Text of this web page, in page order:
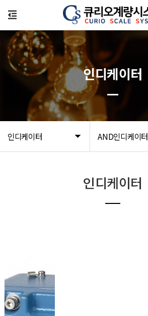
인디케이터 AND인디케이터
인디케이터
인디케이터